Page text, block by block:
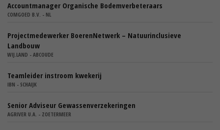
Accountmanager Organische Bodemverbeteraars
COMGOED B.V. - NL
Projectmedewerker BoerenNetwerk – Natuurinclusieve
Landbouw
WIJ.LAND - ABCOUDE
Teamleider instroom kwekerij
IBN - SCHAIJK
Senior Adviseur Gewassenverzekeringen
AGRIVER U.A. - ZOETERMEER